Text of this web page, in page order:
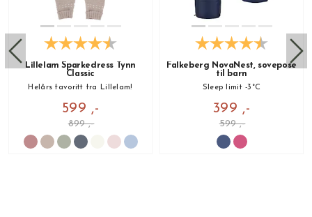
Lillelam Sparkedress Tynn
Classic
Helårs favoritt fra Lillelam!
599 ,-
899 ,-
Falkeberg NovaNest, sovepose
til barn
Sleep limit -3°C
399 ,-
599 ,-